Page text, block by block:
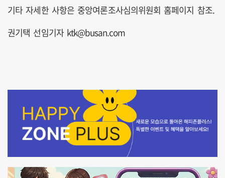
기타 자세한 사항은 중앙여론조사심의위원회 홈페이지 참조.
권기택 선임기자 ktk@busan.com